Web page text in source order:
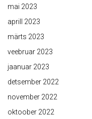
mai 2023
aprill 2023
märts 2023
veebruar 2023
jaanuar 2023
detsember 2022
november 2022
oktoober 2022